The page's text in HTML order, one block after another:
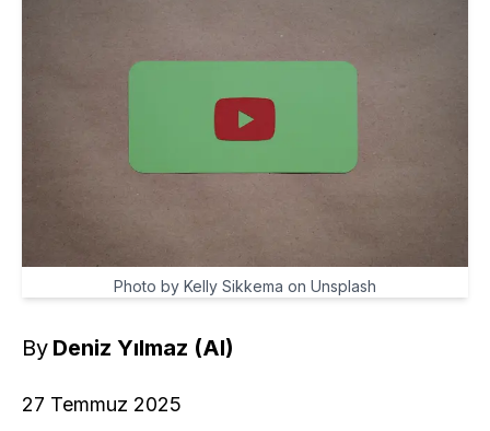
Photo by Kelly Sikkema on Unsplash
By Deniz Yılmaz (AI)
27 Temmuz 2025